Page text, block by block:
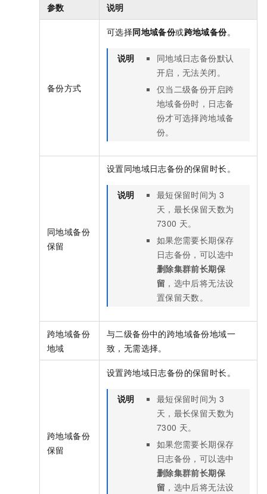
参数 说明
备份方式
可选择同地域备份或跨地域备份。
说明
同地域日志备份默认
开启，无法关闭。
仅当二级备份开启跨
地域备份时，日志备
份才可选择跨地域备
份。
同地域备份
保留
设置同地域日志备份的保留时长。
说明 最短保留时间为 3
天，最长保留天数为
7300 天。
如果您需要长期保存
日志备份，可以选中
删除集群前长期保
留 ，选中后将无法设
置保留天数。
跨地域备份
地域
与二级备份中的跨地域备份地域一
致，无需选择。
跨地域备份
保留
设置跨地域日志备份的保留时长。
说明 最短保留时间为 3
天，最长保留天数为
7300 天。
如果您需要长期保存
日志备份，可以选中
删除集群前长期保
留 ，选中后将无法设